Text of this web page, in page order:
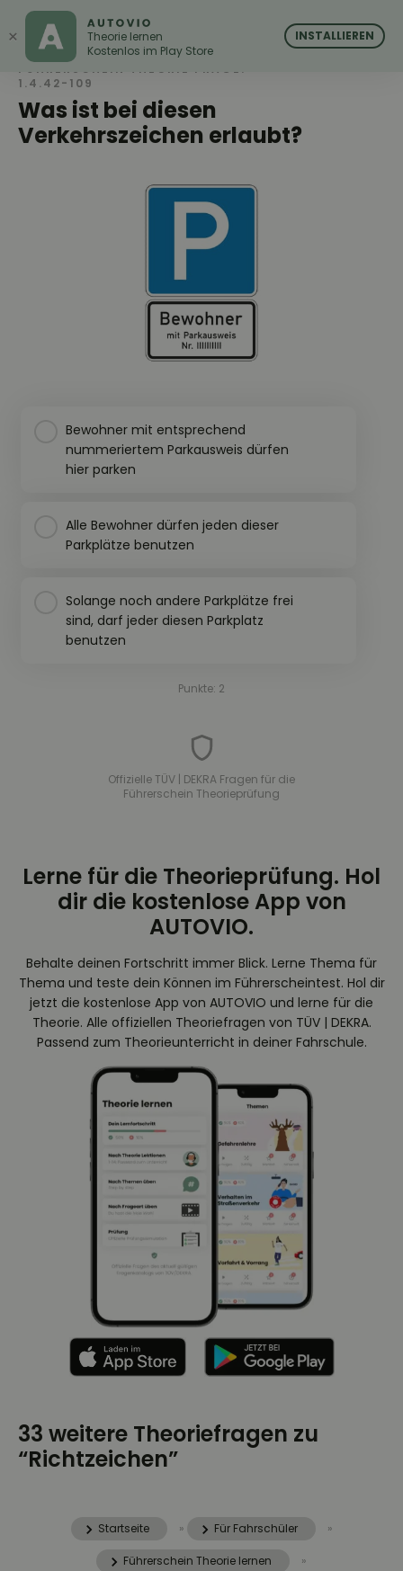
AUTOVIO
Was ist bei diesen
Verkehrszeichen erlaubt?
FÜHRERSCHEIN THEORIE FRAGE:
1.4.42-109
Bewohner mit entsprechend
nummeriertem Parkausweis dürfen
hier parken
Alle Bewohner dürfen jeden dieser
Parkplätze benutzen
Solange noch andere Parkplätze frei
sind, darf jeder diesen Parkplatz
benutzen
Punkte: 2
Offizielle TÜV | DEKRA Fragen für die
Führerschein Theorieprüfung
Lerne für die Theorieprüfung. Hol
dir die kostenlose App von
AUTOVIO.
Behalte deinen Fortschritt immer Blick. Lerne Thema für
Thema und teste dein Können im Führerscheintest. Hol dir
jetzt die kostenlose App von AUTOVIO und lerne für die
Theorie. Alle offiziellen Theoriefragen von TÜV | DEKRA.
Passend zum Theorieunterricht in deiner Fahrschule.
33 weitere Theoriefragen zu
“Richtzeichen”
Startseite » Für Fahrschüler »
Führerschein Theorie lernen »
× AUTOVIO
Theorie lernen
Kostenlos im Play Store
INSTALLIEREN